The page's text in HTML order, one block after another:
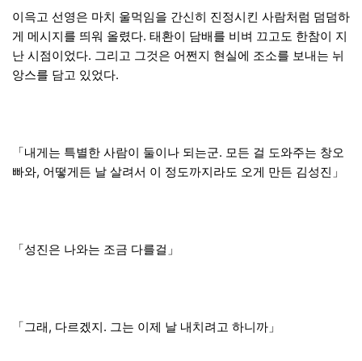
이윽고 선영은 마치 울먹임을 간신히 진정시킨 사람처럼 덤덤하
게 메시지를 띄워 올렸다. 태환이 담배를 비벼 끄고도 한참이 지
난 시점이었다. 그리고 그것은 어쩐지 현실에 조소를 보내는 뉘
앙스를 담고 있었다.
「내게는 특별한 사람이 둘이나 되는군. 모든 걸 도와주는 창오
빠와, 어떻게든 날 살려서 이 정도까지라도 오게 만든 김성진」
「성진은 나와는 조금 다를걸」
「그래, 다르겠지. 그는 이제 날 내치려고 하니까」